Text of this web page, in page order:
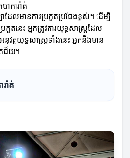
ាការ៉ាត់
ដែលមានការប្រកួតប្រជែងខ្ពស់។ ដើម្បី
កួតនេះ អ្នកត្រូវការយុទ្ធសាស្ត្រដែល
ត្តយុទ្ធសាស្ត្រទាំងនេះ អ្នកនឹងមាន
ជ័យ។
រ៉ាត់